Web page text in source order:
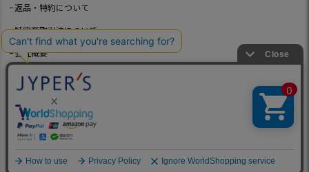
返品・特約について
特定商取引法について
会社概要
よくあるご質問
お問い合わせ
©2021 Jeep